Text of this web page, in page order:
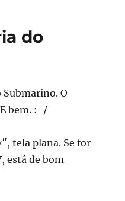
do
O
bem. :-/
tela plana. Se for
está de bom